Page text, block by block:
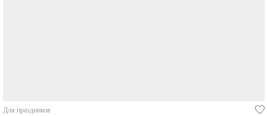
Для праздников